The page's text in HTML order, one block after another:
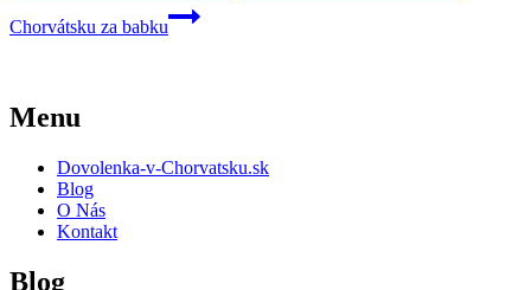
Chorvátsku za babku
Menu
Dovolenka-v-Chorvatsku.sk
Blog
O Nás
Kontakt
Blog